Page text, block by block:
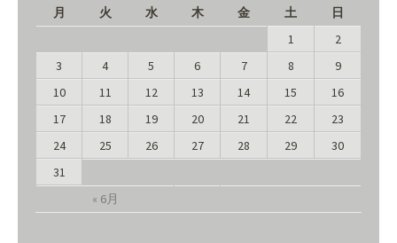
月
火 水 木 金 土 日
« 6月
1
2
3
4 5 6 7 8
9
10
11 12 13 14 15
16
17
18 19 20 21 22
23
24
25 26 27 28 29
30
31